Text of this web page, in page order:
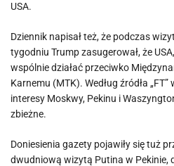
USA.
Dziennik napisał też, że podczas
tygodniu Trump zasugerował, że
wspólnie działać przeciwko
Karnemu (MTK). Według źródła
interesy Moskwy, Pekinu i
zbieżne.
Doniesienia gazety pojawiły się tuż
dwudniową wizytą Putina w Pekinie,